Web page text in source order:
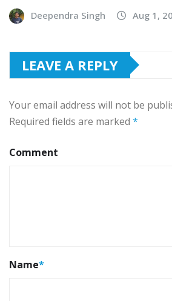
Deependra Singh Aug 1,
LEAVE A REPLY
Your email address will not be
Required fields are marked *
Comment
Name*